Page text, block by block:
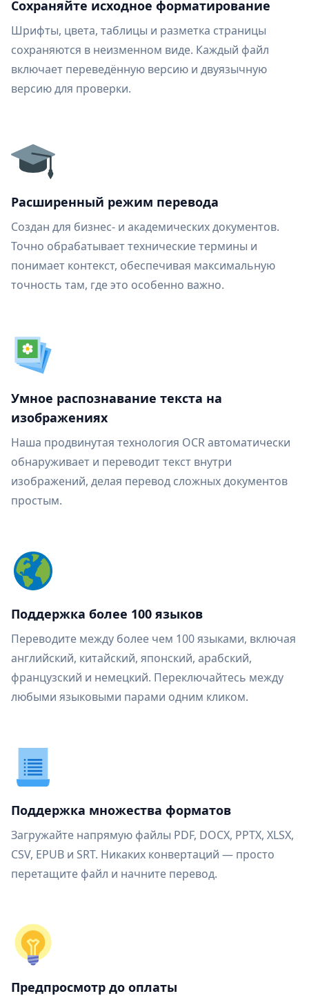
Сохраняйте исходное форматирование
Шрифты, цвета, таблицы и разметка страницы
сохраняются в неизменном виде. Каждый файл
включает переведённую версию и двуязычную
версию для проверки.
Расширенный режим перевода
Создан для бизнес- и академических документов.
Точно обрабатывает технические термины и
понимает контекст, обеспечивая максимальную
точность там, где это особенно важно.
Умное распознавание текста на
изображениях
Наша продвинутая технология OCR автоматически
обнаруживает и переводит текст внутри
изображений, делая перевод сложных документов
простым.
Поддержка более 100 языков
Переводите между более чем 100 языками, включая
английский, китайский, японский, арабский,
французский и немецкий. Переключайтесь между
любыми языковыми парами одним кликом.
Поддержка множества форматов
Загружайте напрямую файлы PDF, DOCX, PPTX, XLSX,
CSV, EPUB и SRT. Никаких конвертаций — просто
перетащите файл и начните перевод.
Предпросмотр до оплаты